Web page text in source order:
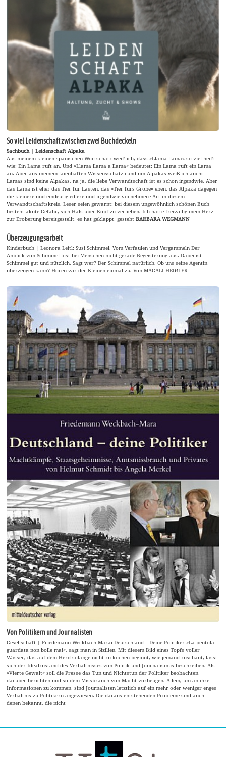
So viel Leidenschaft zwischen zwei Buchdeckeln
Sachbuch | Leidenschaft Alpaka
Aus meinem kleinen spanischen Wortschatz weiß ich, dass »Llama llama« so viel heißt
wie: Ein Lama ruft an. Und »Llama llama a llama« bedeutet: Ein Lama ruft ein Lama
an. Aber aus meinem laienhaften Wissensschatz rund um Alpakas weiß ich auch:
Lamas sind keine Alpakas, na ja, die liebe Verwandtschaft ist es schon irgendwie. Aber
das Lama ist eher das Tier für Lasten, das »Tier fürs Grobe« eben, das Alpaka dagegen
die kleinere und eindeutig edlere und irgendwie vornehmere Art in diesem
Verwandtschaftskreis. Leser seien gewarnt: bei diesem ungewöhnlich schönen Buch
besteht akute Gefahr, sich Hals über Kopf zu verlieben. Ich hatte freiwillig mein Herz
zur Eroberung bereitgestellt, es hat geklappt, gestehtBARBARA WEGMANN
Überzeugungsarbeit
Kinderbuch | Leonora Leitl: Susi Schimmel. Vom Verfaulen und Vergammeln Der
Anblick von Schimmel löst bei Menschen nicht gerade Begeisterung aus. Dabei ist
Schimmel gut und nützlich. Sagt wer? Der Schimmel natürlich. Ob uns seine Agentin
überzeugen kann? Hören wir der Kleinen einmal zu. Von MAGALI HEIẞLER
Von Politikern und Journalisten
Gesellschaft | Friedemann Weckbach-Mara: Deutschland – Deine Politiker »La pentola
guardata non bolle mai«, sagt man in Sizilien. Mit diesem Bild eines Topfs voller
Wasser, das auf dem Herd solange nicht zu kochen beginnt, wie jemand zuschaut, lässt
sich der Idealzustand des Verhältnisses von Politik und Journalismus beschreiben. Als
»Vierte Gewalt« soll die Presse das Tun und Nichtstun der Politiker beobachten,
darüber berichten und so dem Missbrauch von Macht vorbeugen. Allein, um an ihre
Informationen zu kommen, sind Journalisten letztlich auf ein mehr oder weniger enges
Verhältnis zu Politikern angewiesen. Die daraus entstehenden Probleme sind auch
denen bekannt, die nicht